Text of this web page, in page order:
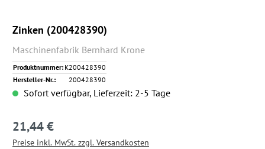
Zinken (200428390)
Maschinenfabrik Bernhard Krone
Produktnummer: K200428390
Hersteller-Nr.:
200428390
Sofort verfügbar, Lieferzeit: 2-5 Tage
Regulärer Preis:
21,44 €
Preise inkl. MwSt. zzgl. Versandkosten